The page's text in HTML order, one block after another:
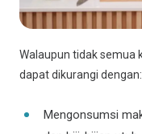
Walaupun tidak semua
dapat dikurangi dengan:
Mengonsumsi